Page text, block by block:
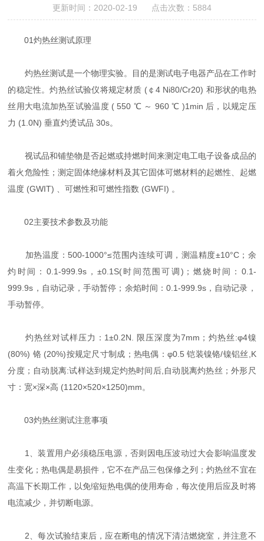
更新时间：2020-02-19 点击次数：5884
01灼热丝测试原理
灼热丝测试是一个物理实验。目的是测试电子电器产品在工作时
的稳定性。灼热丝试验仪将规定材质 (￠4 Ni80/Cr20) 和形状的电热
丝用大电流加热至试验温度 ( 550 ℃ ～ 960 ℃ )1min 后，以规定压
力 (1.0N) 垂直灼烫试品 30s。
视试品和铺垫物是否起燃或持燃时间来测定电工电子设备成品的
着火危险性；测定固体绝缘材料及其它固体可燃材料的起燃性、起燃
温度 (GWIT) 、可燃性和可燃性指数 (GWFI) 。
02主要技术参数及功能
加热温度：500-1000°≤范围内连续可调，测温精度±10°C；余
灼时间：0.1-999.9s，±0.1S(时间范围可调)；燃烧时间：0.1-
999.9s，自动记录，手动暂停；余焰时间：0.1-999.9s，自动记录，
手动暂停。
灼热丝对试样压力：1±0.2N. 限压深度为7mm；灼热丝:φ4镍
(80%) 铬 (20%)按规定尺寸制成；热电偶：φ0.5 铠装镍铬/镍铝丝,K
分度；自动脱离:试样达到规定灼热时间后,自动脱离灼热丝；外形尺
寸：宽×深×高 (1120×520×1250)mm。
03灼热丝测试注意事项
1、装置用户必须稳压电源，否则因电压波动过大会影响温度发
生变化；热电偶是易损件，它不在产品三包保修之列；灼热丝不宜在
高温下长期工作，以免缩短热电偶的使用寿命，每次使用后应及时将
电流减少，并切断电源。
2、每次试验结束后，应在断电的情况下清洁燃烧室，并注意不